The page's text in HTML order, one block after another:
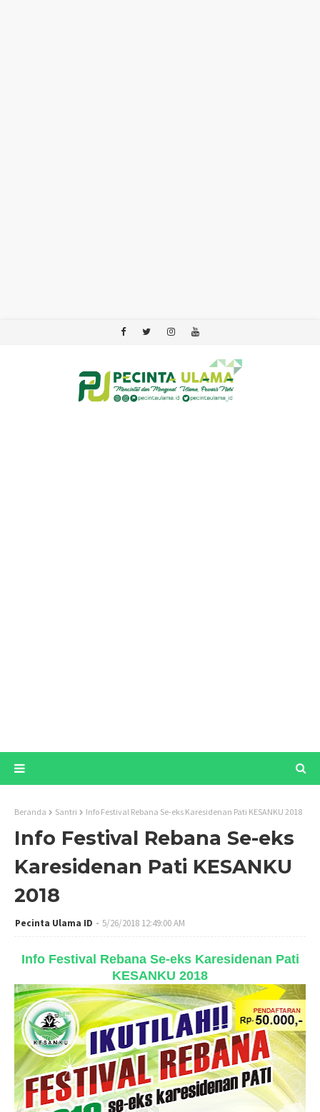
Beranda Santri Info Festival Rebana Se-eks Karesidenan Pati KESANKU 2018
Info Festival Rebana Se-eks
Karesidenan Pati KESANKU
2018
Pecinta Ulama ID 5/26/2018 12:49:00 AM
Info Festival Rebana Se-eks Karesidenan Pati
KESANKU 2018